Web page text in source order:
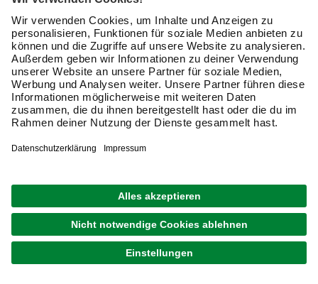
Ich möchte auf michzugeschnittene E-Mail-Werbung
(inklusive den Newsletter) von hagebau erhalten. Ich
bin mit der Nutzung meiner personenbezogenen
Daten durch hagebau, die E-Mail-Werbung, die
Analyse meines E-Mail-Umgangs sowie die
Zusammenführung und Analyse meiner Kaufdaten,
Coupons und Kartenvorteile umfasst, einverstanden.
Nach Bestätigung meines Einverständnisses erhalte
10 € Willkommensgutschein
Bitte beachte auch unsereDatenschutzhinweise.